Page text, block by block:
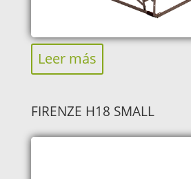
Leer más
FIRENZE H18 SMALL